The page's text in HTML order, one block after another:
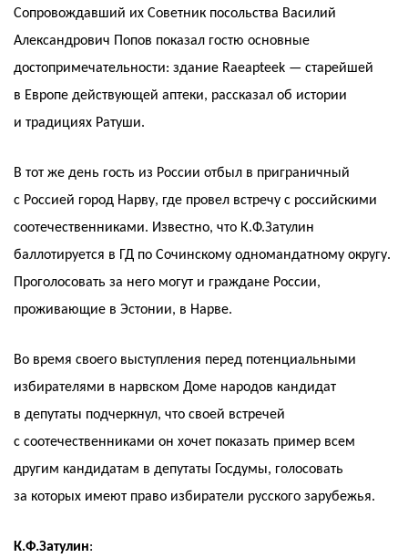
Сопровождавший их Советник посольства Василий
Александрович Попов показал гостю основные
достопримечательности: здание Raeapteek — старейшей
в Европе действующей аптеки, рассказал об истории
и традициях Ратуши.
В тот же день гость из России отбыл в приграничный
с Россией город Нарву, где провел встречу с российскими
соотечественниками. Известно, что К.Ф.Затулин
баллотируется в ГД по Сочинскому одномандатному округу.
Проголосовать за него могут и граждане России,
проживающие в Эстонии, в Нарве.
Во время своего выступления перед потенциальными
избирателями в нарвском Доме народов кандидат
в депутаты подчеркнул, что своей встречей
с соотечественниками он хочет показать пример всем
другим кандидатам в депутаты Госдумы, голосовать
за которых имеют право избиратели русского зарубежья.
К.Ф.Затулин: